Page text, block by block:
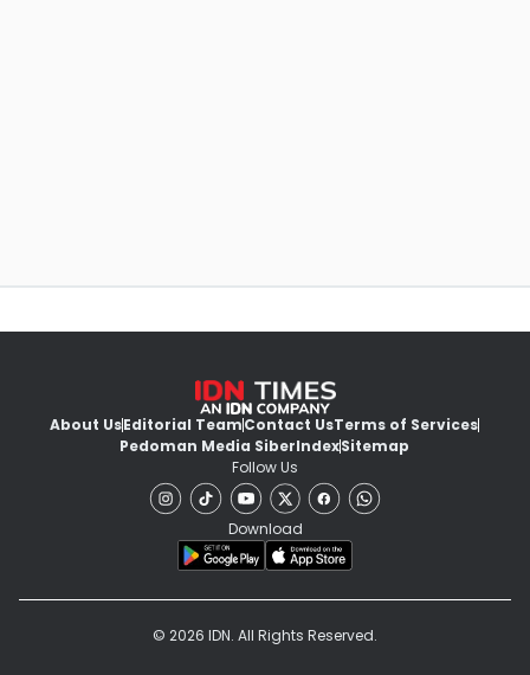
About UsEditorial TeamContact UsTerms of Services
Pedoman Media SiberIndexSitemap
Follow Us
Download
© 2026 IDN. All Rights Reserved.